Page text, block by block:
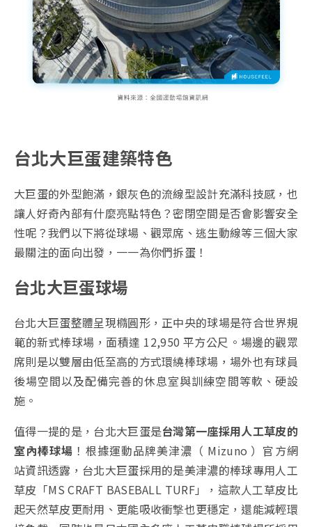
台北大巨蛋建築特色
大巨蛋的外型飽滿，銀灰色的流線型設計充滿科技感，也
讓人好奇內部有什麼亮點特色？密閉空間是否會影響安全
性呢？我們以下將從球場、觀眾席、逃生動線等三個大家
最關注的面向出發，一一為你們拆蛋！
台北大巨蛋球場
台北大巨蛋整體呈現橢圓形，正中央的球場是符合世界規
範的新式棒球場，面積達 12,950 平方公尺。場邊的觀眾
席則是以雙層由低至高的方式環繞棒球場，場外也有球員
後場空間以及配備完善的休息室與訓練空間等軟、硬設
施。
值得一提的是，台北大巨蛋是台灣第一座採用人工草皮的
室內棒球場 ！根據運動品牌美津濃（ Mizuno ）官方網
站資訊透露，台北大巨蛋採用的是美津濃的棒球專用人工
草皮「MS CRAFT BASEBALL TURF」，這款人工草皮比
起天然草皮更耐用、更能吸收衝撃也更穩定，還能減輕環